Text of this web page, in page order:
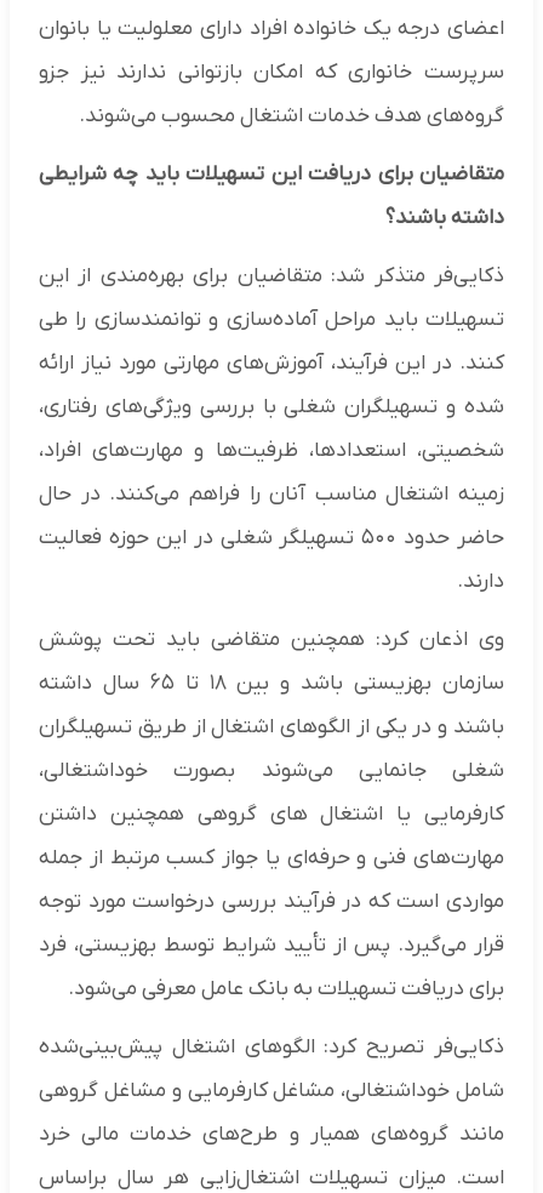
اعضای درجه یک خانواده افراد دارای معلولیت یا بانوان
سرپرست خانواری که امکان بازتوانی ندارند نیز جزو
گروه‌های هدف خدمات اشتغال محسوب می‌شوند.
متقاضیان برای دریافت این تسهیلات باید چه شرایطی
داشته باشند؟
ذکایی‌فر متذکر شد: متقاضیان برای بهره‌مندی از این
تسهیلات باید مراحل آماده‌سازی و توانمندسازی را طی
کنند. در این فرآیند، آموزش‌های مهارتی مورد نیاز ارائه
شده و تسهیلگران شغلی با بررسی ویژگی‌های رفتاری،
شخصیتی، استعدادها، ظرفیت‌ها و مهارت‌های افراد،
زمینه اشتغال مناسب آنان را فراهم می‌کنند. در حال
حاضر حدود ۵۰۰ تسهیلگر شغلی در این حوزه فعالیت
دارند.
وی اذعان کرد: همچنین متقاضی باید تحت پوشش
سازمان بهزیستی باشد و بین ۱۸ تا ۶۵ سال داشته
باشند و در یکی از الگوهای اشتغال از طریق تسهیلگران
شغلی جانمایی می‌شوند بصورت خوداشتغالی،
کارفرمایی یا اشتغال های گروهی همچنین داشتن
مهارت‌های فنی و حرفه‌ای یا جواز کسب مرتبط از جمله
مواردی است که در فرآیند بررسی درخواست مورد توجه
قرار می‌گیرد. پس از تأیید شرایط توسط بهزیستی، فرد
برای دریافت تسهیلات به بانک عامل معرفی می‌شود.
ذکایی‌فر تصریح کرد: الگوهای اشتغال پیش‌بینی‌شده
شامل خوداشتغالی، مشاغل کارفرمایی و مشاغل گروهی
مانند گروه‌های همیار و طرح‌های خدمات مالی خرد
است. میزان تسهیلات اشتغال‌زایی هر سال براساس